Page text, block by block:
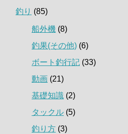
釣り (85)
船外機 (8)
釣果(その他) (6)
ボート釣行記 (33)
動画 (21)
基礎知識 (2)
タックル (5)
釣り方 (3)